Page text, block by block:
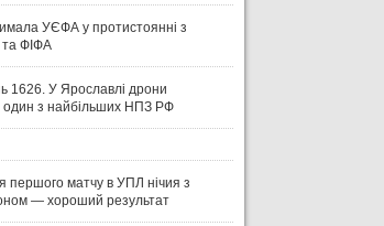
У ДРУГОМУ
МАЦЕНКО
ЛЕХІЯ ЗНОВУ
УПЛ-2026/27. ПРЕДСТАВЛЕННЯ
КОМАНД
УЄФА у протистоянні з
та ФІФА
1626. У Ярославлі дрони
один з найбільших НПЗ РФ
першого матчу в УПЛ нічия з
— хороший результат